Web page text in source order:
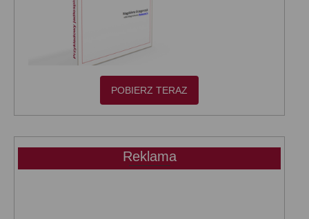
POBIERZ TERAZ
Reklama